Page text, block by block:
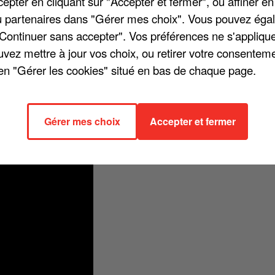
mise sur un rythme pop, avec des paroles qui vont à contre-
/ C'est écrit dans les magazines à l'encre débile / À l'encre
peoples, contre lesquels il avait d'ailleurs poussé un coup
partenaires dans "Gérer mes choix". Vous pouvez
sans accepter". Vos préférences ne
mettre à jour vos choix, ou retirer votre
"Gérer les cookies" situé en bas de chaque page.
Gérer mes choix Accepter et fermer